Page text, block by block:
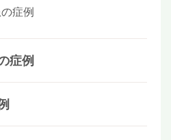
症例
症例